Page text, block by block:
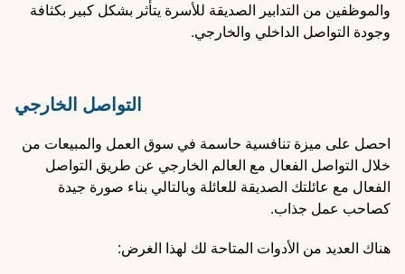
والموظفين من التدابير الصديقة للأسرة يتأثر بشكل كبير بكثافة
وجودة التواصل الداخلي والخارجي.
التواصل الخارجي
احصل على ميزة تنافسية حاسمة في سوق العمل والمبيعات من
خلال التواصل الفعال مع العالم الخارجي عن طريق التواصل
الفعال مع عائلتك الصديقة للعائلة وبالتالي بناء صورة جيدة
كصاحب عمل جذاب.
هناك العديد من الأدوات المتاحة لك لهذا الغرض: